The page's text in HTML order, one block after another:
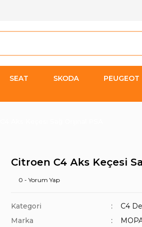
SEAT SKODA PEUGEOT
Citroen C4 Aks Keçesi
0 - Yorum Yap
Kategori
C4
Marka